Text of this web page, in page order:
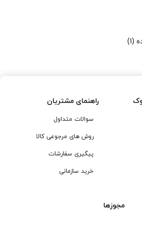
(1)
راهنمای مشتریان
سوالات متداول
روش های مرجوعی کالا
پیگیری سفارشات
خرید سازمانی
مجوزها